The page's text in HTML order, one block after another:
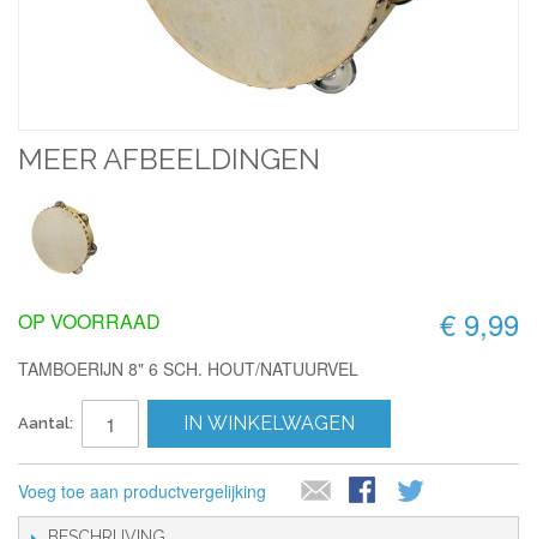
MEER AFBEELDINGEN
€ 9,99
OP VOORRAAD
TAMBOERIJN 8" 6 SCH. HOUT/NATUURVEL
Aantal: IN WINKELWAGEN
Voeg toe aan productvergelijking